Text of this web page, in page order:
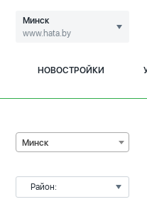
Минск
www.hata.by
НОВОСТРОЙКИ
Минск
Район: